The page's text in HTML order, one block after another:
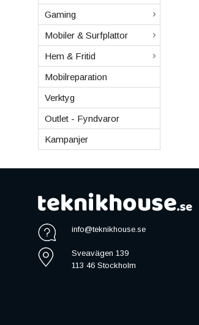
Gaming
Mobiler & Surfplattor
Hem & Fritid
Mobilreparation
Verktyg
Outlet - Fyndvaror
Kampanjer
info@teknikhouse.se
Sveavägen 139
113 46 Stockholm